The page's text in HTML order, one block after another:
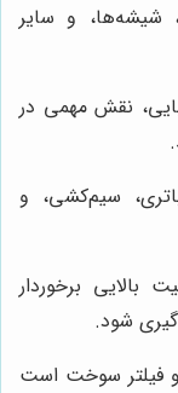
شیشه‌ها، و سایر
نقش مهمی در
سیم‌کشی، و
بالایی برخوردار
شود.
و فیلتر سوخت است